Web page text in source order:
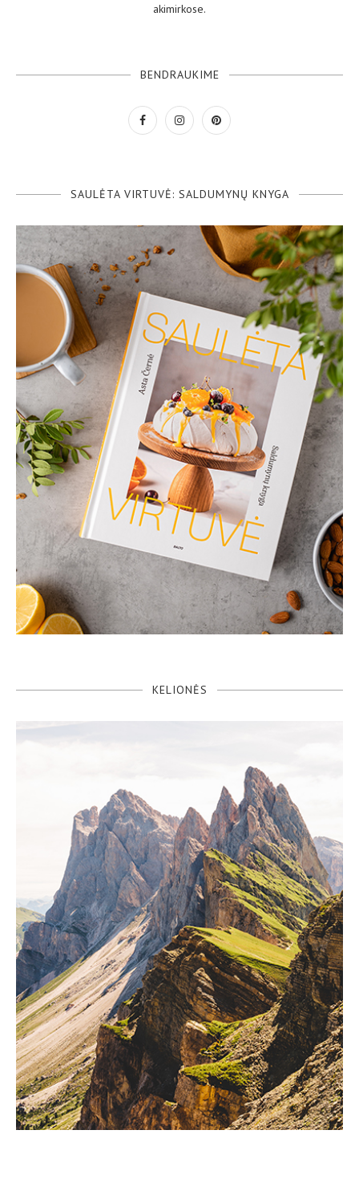
akimirkose.
BENDRAUKIME
SAULĖTA VIRTUVĖ: SALDUMYNŲ KNYGA
KELIONĖS